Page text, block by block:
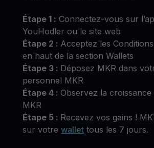
Étape 1 : Connectez-vous sur
YouHodler ou le site web
Étape 2 : Acceptez les
en haut de la section Wallets
Étape 3 : Déposez MKR dans
personnel MKR
Étape 4 :Observez la
MKR
Étape 5 : Recevez vos gains !
sur votrewallet tous les 7 jours.